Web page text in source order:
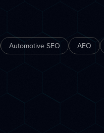
Automotive SEO AEO